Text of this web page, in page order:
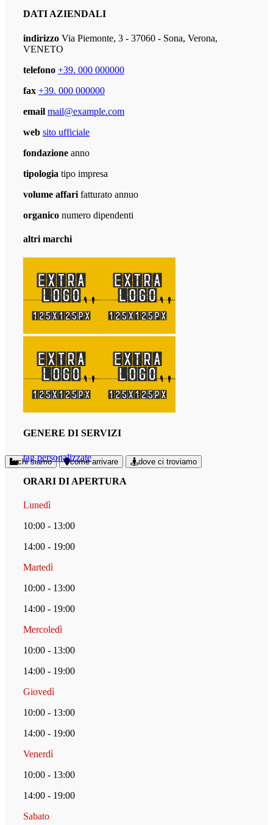
chi siamo come arrivare dove ci troviamo
DATI AZIENDALI
indirizzo Via Piemonte, 3 - 37060 - Sona, Verona,
VENETO
telefono +39. 000 000000
fax +39. 000 000000
email mail@example.com
web sito ufficiale
fondazione anno
tipologia tipo impresa
volume affari fatturato annuo
organico numero dipendenti
altri marchi
GENERE DI SERVIZI
tag personalizzate
ORARI DI APERTURA
Lunedì
10:00 - 13:00
14:00 - 19:00
Martedì
10:00 - 13:00
14:00 - 19:00
Mercoledì
10:00 - 13:00
14:00 - 19:00
Giovedì
10:00 - 13:00
14:00 - 19:00
Venerdì
10:00 - 13:00
14:00 - 19:00
Sabato